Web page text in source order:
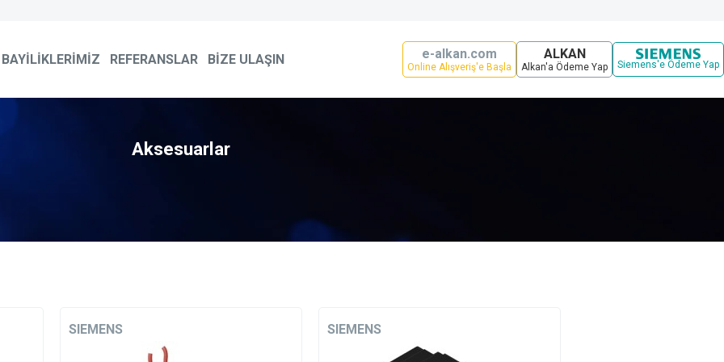
BAYİLİKLERİMİZ REFERANSLAR BİZE ULAŞIN e-alkan.com
Online Alışveriş'e Başla
ALKAN
Alkan'a Ödeme Yap Siemens'e Ödeme Yap
Aksesuarlar
SIEMENS SIEMENS